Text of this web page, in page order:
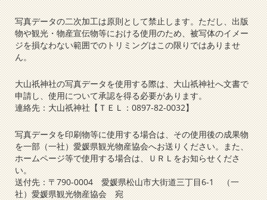
写真データの二次加工は原則として禁止します。ただし、出版
物や観光・物産宣伝物等における使用のため、被写体のイメー
ジを損なわない範囲でのトリミングはこの限りではありませ
ん。
大山祇神社の写真データを使用する際は、大山祇神社へ文書で
申請し、使用について承認を得る必要があります。
連絡先：大山祇神社【ＴＥＬ：0897-82-0032】
写真データを印刷物等に使用する場合は、その使用後の成果物
を一部（一社）愛媛県観光物産協会へお送りください。また、
ホームページ等で使用する場合は、ＵＲＬをお知らせくださ
い。
送付先：〒790-0004 愛媛県松山市大街道三丁目6-1 （一
社）愛媛県観光物産協会 宛